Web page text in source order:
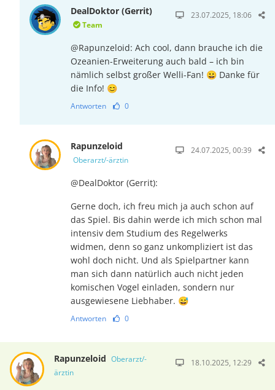
DealDoktor (Gerrit)
Team
23.07.2025, 18:06
@Rapunzeloid: Ach cool, dann brauche ich die
Ozeanien-Erweiterung auch bald – ich bin
nämlich selbst großer Welli-Fan! 😀 Danke für
die Info! 😊
Antworten 0
Rapunzeloid
Oberarzt/-ärztin
24.07.2025, 00:39
@DealDoktor (Gerrit):
Gerne doch, ich freu mich ja auch schon auf
das Spiel. Bis dahin werde ich mich schon mal
intensiv dem Studium des Regelwerks
widmen, denn so ganz unkom­pliziert ist das
wohl doch nicht. Und als Spielpartner kann
man sich dann na­tür­lich auch nicht jeden
komischen Vogel einla­den, sondern nur
ausgewie­sene Liebha­ber. 😅
Antworten 0
Rapunzeloid Oberarzt/-
ärztin
18.10.2025, 12:29